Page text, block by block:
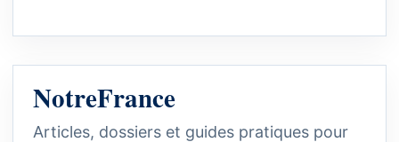
NotreFrance
Articles, dossiers et guides pratiques pour